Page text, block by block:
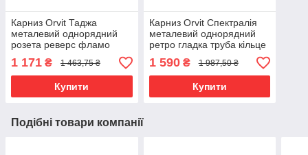
Карниз Orvit Таджа
металевий однорядний
розета реверс фламо
профільна труба Онікс 19
мм 160 см (6678875)
1 171 ₴ 1 463,75 ₴
Купити
Карниз Orvit Спектралія
металевий однорядний
ретро гладка труба кільце
металеве Мідь 25 мм 300
см (00-00016321)
1 590₴ 1 987,50 ₴
Купити
Подібні товари компанії